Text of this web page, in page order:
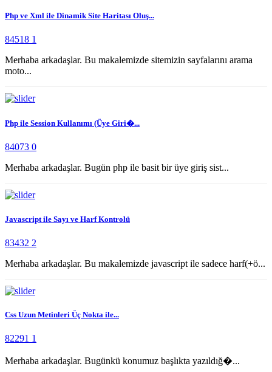
Php ve Xml ile Dinamik Site Haritası Oluş...
84518 1
Merhaba arkadaşlar. Bu makalemizde sitemizin sayfalarını arama
moto...
Php ile Session Kullanımı (Üye Giri�...
84073 0
Merhaba arkadaşlar. Bugün php ile basit bir üye giriş sist...
Javascript ile Sayı ve Harf Kontrolü
83432 2
Merhaba arkadaşlar. Bu makalemizde javascript ile sadece harf(+ö...
Css Uzun Metinleri Üç Nokta ile...
82291 1
Merhaba arkadaşlar. Bugünkü konumuz başlıkta yazıldığ�...